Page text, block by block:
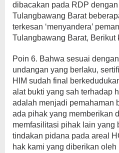
dibacakan pada RDP
Tulangbawang Barat
terkesan ‘menyandera’
Tulangbawang Barat, Berikut
Poin 6. Bahwa sesuai
undangan yang berlaku,
HIM sudah final
alat bukti yang sah terhadap
adalah menjadi pemahaman
ada pihak yang memberikan
memfasilitasi pihak lain yang
tindakan pidana pada areal
hak kami yang diberikan